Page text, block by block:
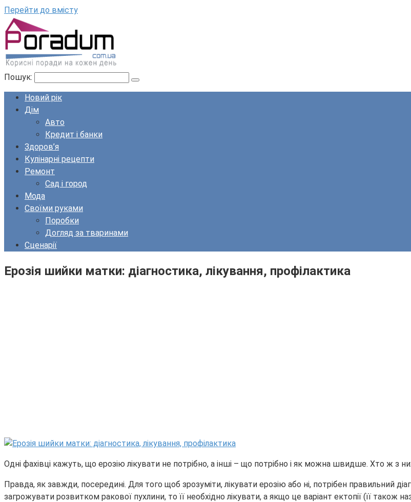
Перейти до вмісту
Пошук:
Новий рік
Дім
Авто
Кредит і банки
Здоров’я
Кулінарні рецепти
Ремонт
Сад і город
Мода
Своїми руками
Поробки
Догляд за тваринами
Сценарії
Ерозія шийки матки: діагностика, лікування, профілактика
Одні фахівці кажуть, що ерозію лікувати не потрібно, а інші – що потрібно і як можна швидше. Хто ж з
Правда, як завжди, посередині. Для того щоб зрозуміти, лікувати ерозію або ні, потрібен правильний
загрожувати розвитком ракової пухлини, то її необхідно лікувати, а якщо це варіант ектопії (її також